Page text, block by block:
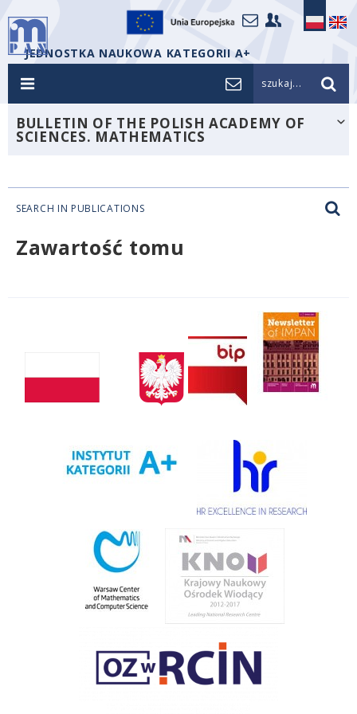
JEDNOSTKA NAUKOWA KATEGORII A+
szukaj...
BULLETIN OF THE POLISH ACADEMY OF
SCIENCES. MATHEMATICS
SEARCH IN PUBLICATIONS
Zawartość tomu